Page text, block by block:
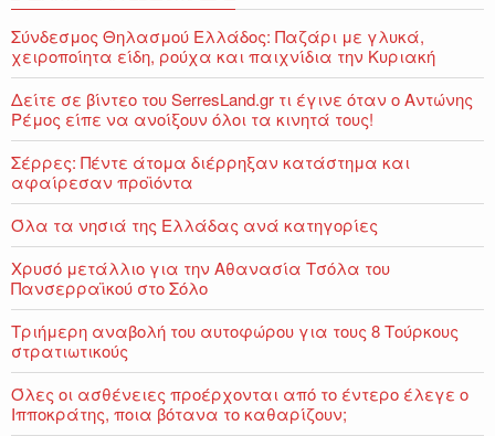
Σύνδεσμος Θηλασμού Ελλάδος: Παζάρι με γλυκά,
χειροποίητα είδη, ρούχα και παιχνίδια την Κυριακή
Δείτε σε βίντεο του SerresLand.gr τι έγινε όταν ο Αντώνης
Ρέμος είπε να ανοίξουν όλοι τα κινητά τους!
Σέρρες: Πέντε άτομα διέρρηξαν κατάστημα και
αφαίρεσαν προϊόντα
Όλα τα νησιά της Ελλάδας ανά κατηγορίες
Χρυσό μετάλλιο για την Αθανασία Τσόλα του
Πανσερραϊκού στο Σόλο
Τριήμερη αναβολή του αυτοφώρου για τους 8 Τούρκους
στρατιωτικούς
Όλες οι ασθένειες προέρχονται από το έντερο έλεγε ο
Ιπποκράτης, ποια βότανα το καθαρίζουν;